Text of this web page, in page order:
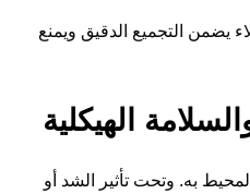
يضمن التجميع الدقيق ويمنع
الهيكلية
به. وتحت تأثير الشد أو